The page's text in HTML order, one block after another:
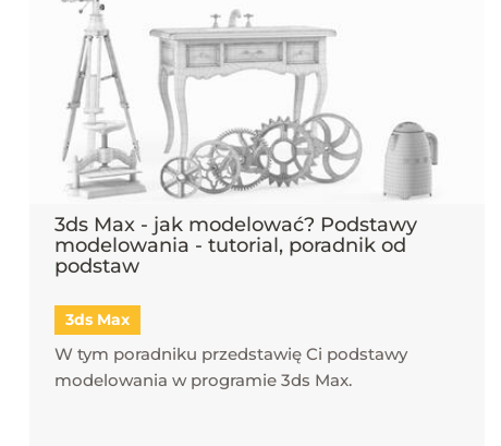
3ds Max - jak modelować? Podstawy
modelowania - tutorial, poradnik od
podstaw
3ds Max
W tym poradniku przedstawię Ci podstawy
modelowania w programie 3ds Max.